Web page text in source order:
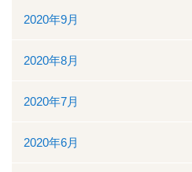
2020年9月
2020年8月
2020年7月
2020年6月